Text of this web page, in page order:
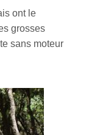
ont le
grosses
sans moteur